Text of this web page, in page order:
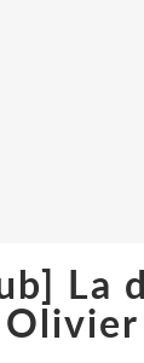
La